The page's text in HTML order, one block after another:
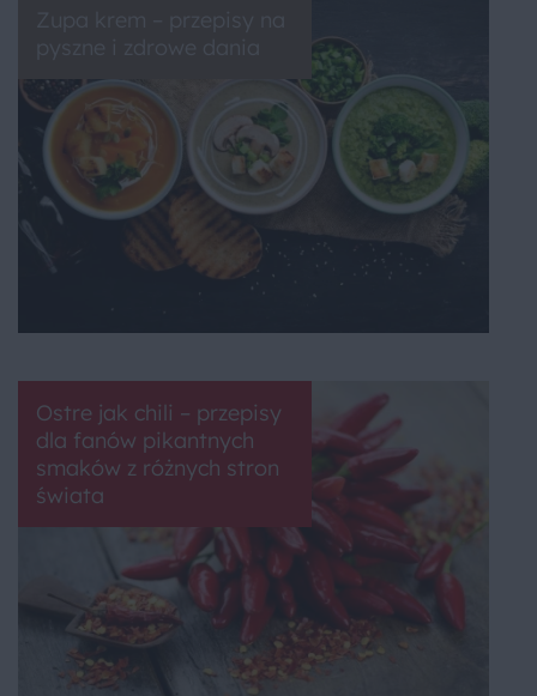
Ostre jak chili – przepisy
dla fanów pikantnych
smaków z różnych stron
świata